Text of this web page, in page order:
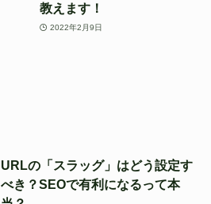
教えます！
2022年2月9日
URLの「スラッグ」はどう設定す
べき？SEOで有利になるって本